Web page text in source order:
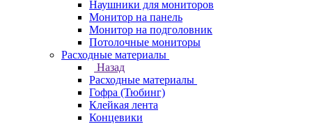
Наушники для мониторов
Монитор на панель
Монитор на подголовник
Потолочные мониторы
Расходные материалы
Назад
Расходные материалы
Гофра (Тюбинг)
Клейкая лента
Концевики